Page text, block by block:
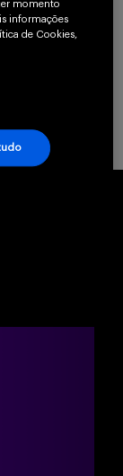
momento
informações
de Cookies,